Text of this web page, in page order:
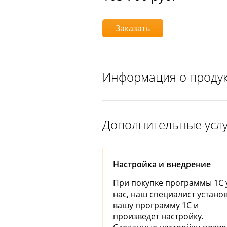
Заказать
Информация о
Дополнительные
Настройка и внедрение
При покупке программы 1С
нас, наш специалист
вашу программу 1С и
произведет настройку.